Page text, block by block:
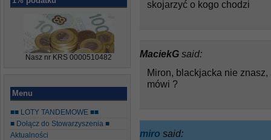
Nasz nr KRS 0000510482
Menu
■■ LOTY TANDEMOWE ■■
■ Dołącz do Stowarzyszenia ■
Aktualności
skojarzyć o kogo chodzi
MaciekG said:
Miron, blackjacka nie znasz,
mówi ?
miro said: